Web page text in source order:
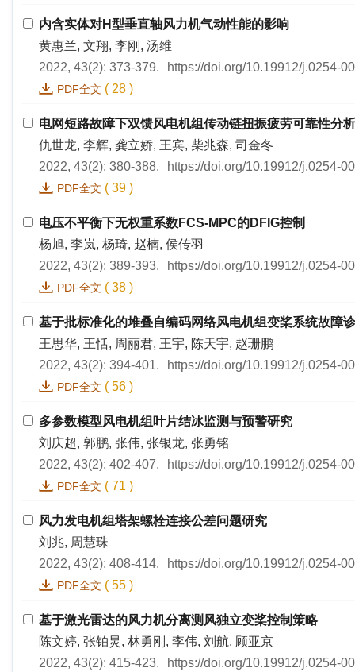
内含实体对H型垂直轴风力机气动性能的影响
黄惠兰, 文翔, 李刚, 汤维
2022, 43(2): 373-379.
https://doi.org/10.19912/j.0254-
PDF全文 ( 28 )
电网短路故障下双馈风电机组传动链扭振疲劳可靠性分析
仇世龙, 李辉, 龚立娇, 王宾, 柴兆森, 司金冬
2022, 43(2): 380-388.
https://doi.org/10.19912/j.0254-
PDF全文 ( 39 )
电压不平衡下无权重系数FCS-MPC的DFIG控制
杨旭, 李岚, 杨琦, 赵楠, 侯传羽
2022, 43(2): 389-393.
https://doi.org/10.19912/j.0254-
PDF全文 ( 38 )
基于批标准化的堆叠自编码网络风电机组变桨系统故障
王思华, 王恬, 周丽君, 王宇, 陈天宇, 赵珊鹏
2022, 43(2): 394-401.
https://doi.org/10.19912/j.0254-
PDF全文 ( 56 )
多参数模型风电机组叶片结冰监测与预警研究
刘庆超, 郭鹏, 张伟, 张银龙, 张勇铭
2022, 43(2): 402-407.
https://doi.org/10.19912/j.0254-
PDF全文 ( 71 )
风力发电机组塔架螺栓连接公差问题研究
刘兆, 周慧珠
2022, 43(2): 408-414.
https://doi.org/10.19912/j.0254-
PDF全文 ( 55 )
基于激光雷达的风力机分离测风独立变桨控制策略
陈文婷, 张铂炅, 林勇刚, 李伟, 刘航, 顾亚京
2022, 43(2): 415-423.
https://doi.org/10.19912/j.0254-